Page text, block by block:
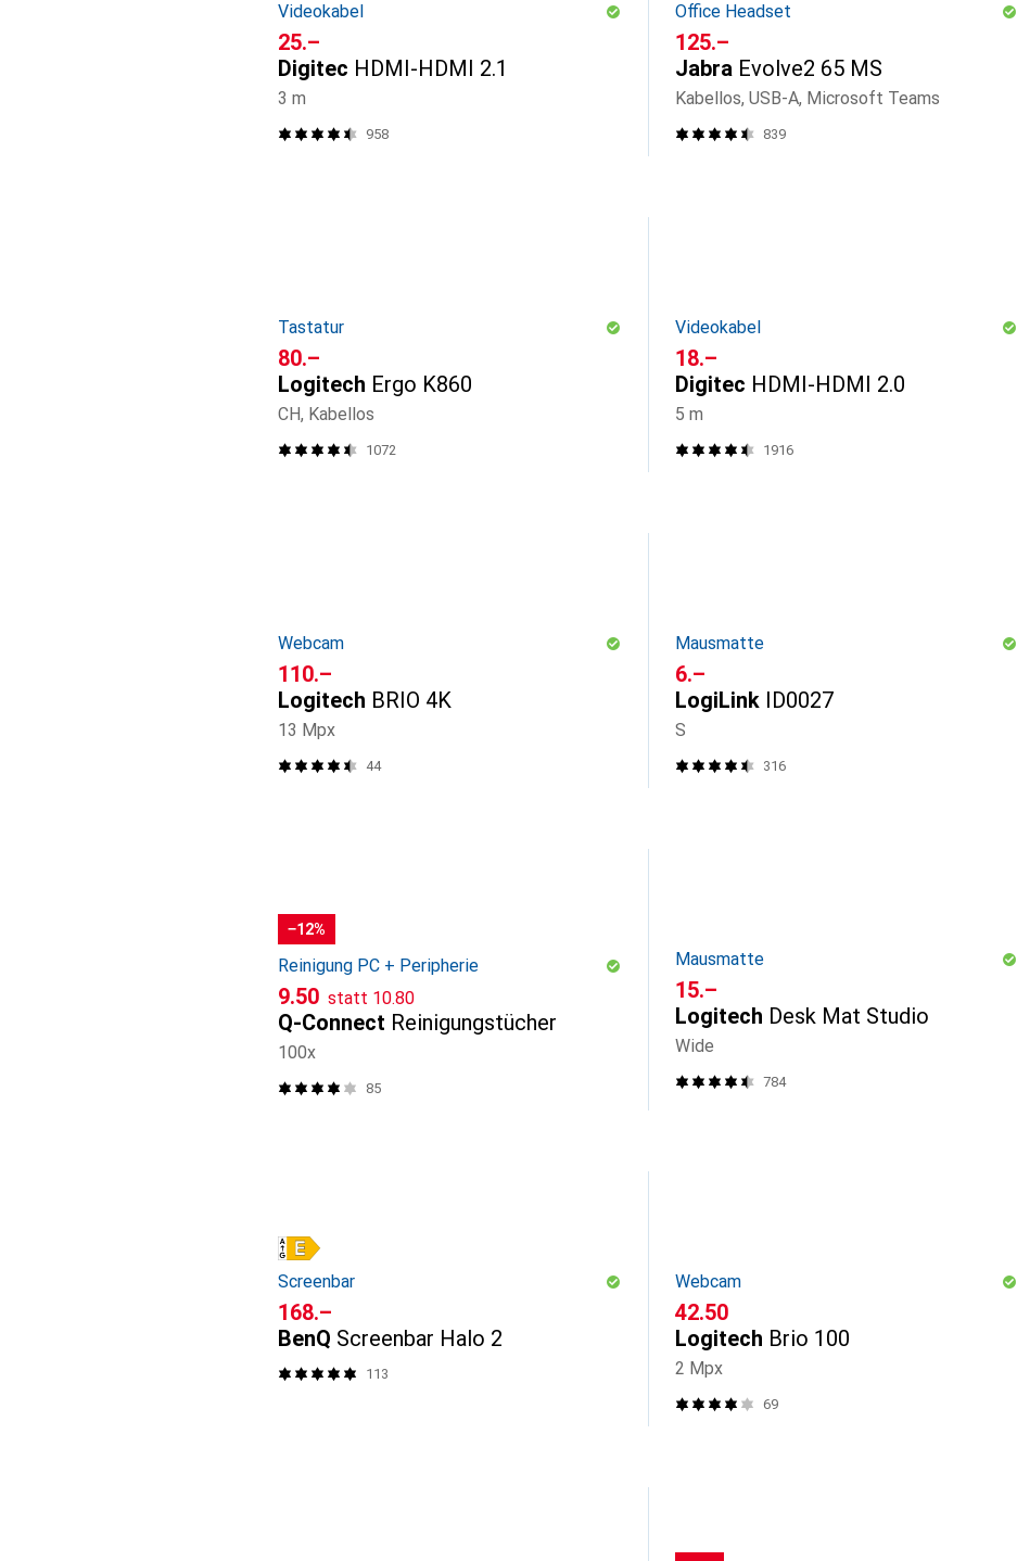
Videokabel
CHF
25.–
Digitec HDMI-HDMI 2.1
3 m
958
Office Headset
CHF
125.–
Jabra Evolve2 65 MS
Kabellos, USB-A, Microsoft Teams
839
Tastatur
CHF
80.–
Logitech Ergo K860
CH, Kabellos
1072
Videokabel
CHF
18.–
Digitec HDMI-HDMI 2.0
5 m
1916
Webcam
CHF
110.–
Logitech BRIO 4K
13 Mpx
44
Mausmatte
CHF
6.–
LogiLink ID0027
S
316
−12%
Reinigung PC + Peripherie
CHF
9.50 statt CHF
10.80
Q-Connect Reinigungstücher
100x
85
Mausmatte
CHF
15.–
Logitech Desk Mat Studio
Wide
784
Screenbar
CHF
168.–
BenQ Screenbar Halo 2
113
Webcam
CHF
42.50
Logitech Brio 100
2 Mpx
69